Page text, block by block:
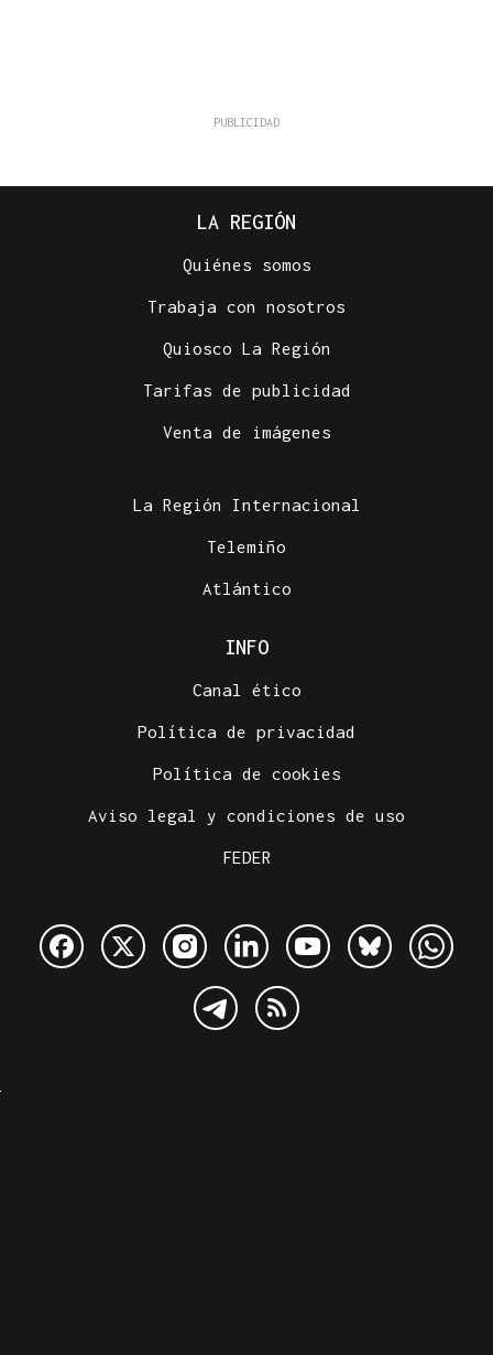
LA REGIÓN
Quiénes somos
Trabaja con nosotros
Quiosco La Región
Tarifas de publicidad
Venta de imágenes
La Región Internacional
Telemiño
Atlántico
INFO
Canal ético
Política de privacidad
Política de cookies
Aviso legal y condiciones de uso
FEDER